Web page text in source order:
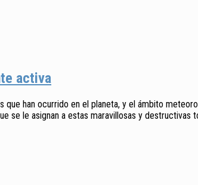
activa
han ocurrido en el planeta, y el ámbito
se le asignan a estas maravillosas y destructivas